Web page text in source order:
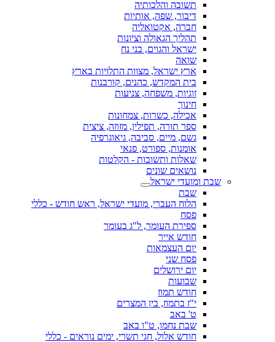
תשובה והלכותיה
דיבור, שפה, אותיות
חברה, אקטואליה
תהליך הגאולה וציונות
ישראל והגוים, בני נח
שואה
ארץ ישראל, מצוות התלויות בארץ
בית המקדש, כהנים, קורבנות
זוגיות, משפחה, צניעות
חינוך
אכילה, כשרות, צמחונות
ספר תורה, תפילין, מזוזה, ציצית
גשם, מיים, סביבה, גיאוגרפיה
אומנות, ספורט, פנאי
שאלות ותשובות - הקלטות
נושאים שונים
שבת ומועדי ישראל
שבת
הלוח העברי, מועדי ישראל, ראש חודש - כללי
פסח
ספירת העומר, ל"ג בעומר
חודש אייר
יום העצמאות
פסח שני
יום ירושלים
שבועות
חודש תמוז
י"ז בתמוז, בין המצרים
ט' באב
שבת נחמו, ט"ו באב
חודש אלול, חגי תשרי, ימים נוראים - כללי